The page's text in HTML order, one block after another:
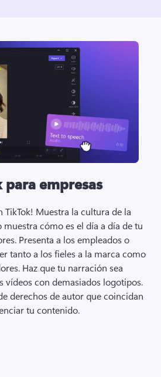
para empresas
TikTok! Muestra la cultura de la
cómo es el día a día de tu
Presenta a los empleados o
tanto a los fieles a la marca como
Haz que tu narración sea
derechos de autor que coincidan
tu contenido.